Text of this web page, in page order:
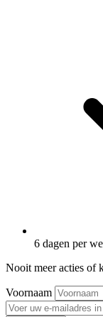
6 dagen per
Nooit meer acties of
Voornaam